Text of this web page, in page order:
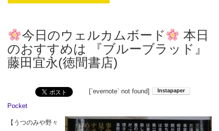
今日のウェルカムボード
本日
のおすすめは 『ブルーブラッド』
藤田宜永(徳間書店)
[`evernote` not found]
Pocket
【うつのみや野々